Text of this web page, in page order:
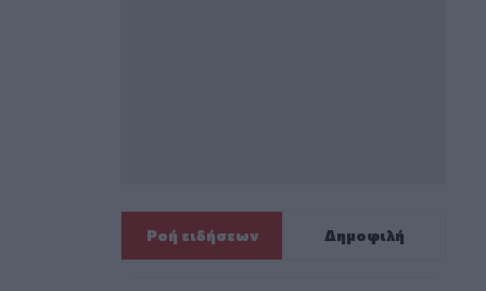
Ροή ειδήσεων Δημοφιλή